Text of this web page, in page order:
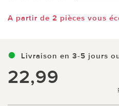
A partir de 2 pièces vous
Livraison en 3-5 jours
22,99